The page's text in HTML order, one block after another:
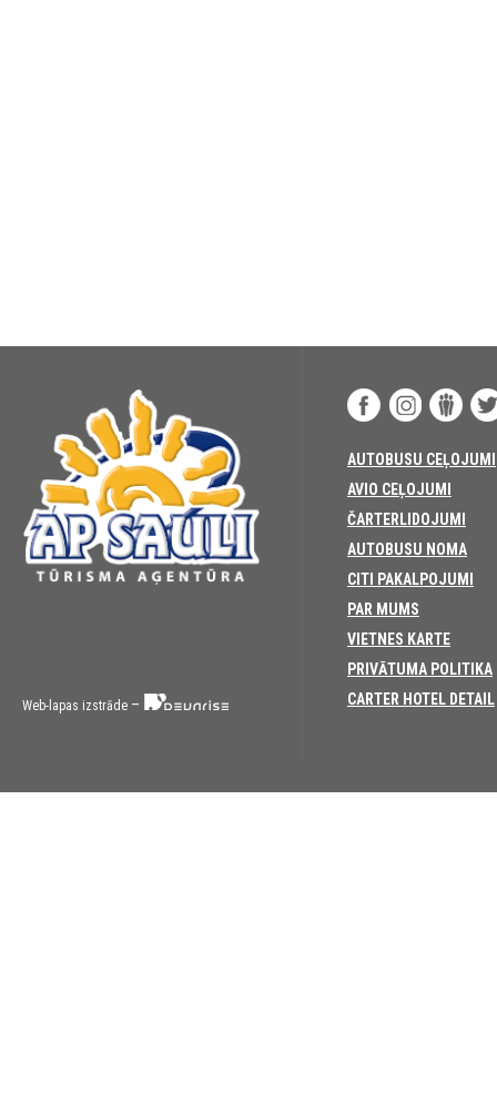
Web-lapas izstrāde –
AUTOBUSU CEĻOJUMI
AVIO CEĻOJUMI
ČARTERLIDOJUMI
AUTOBUSU NOMA
CITI PAKALPOJUMI
PAR MUMS
VIETNES KARTE
PRIVĀTUMA POLITIKA
CARTER HOTEL DETAIL